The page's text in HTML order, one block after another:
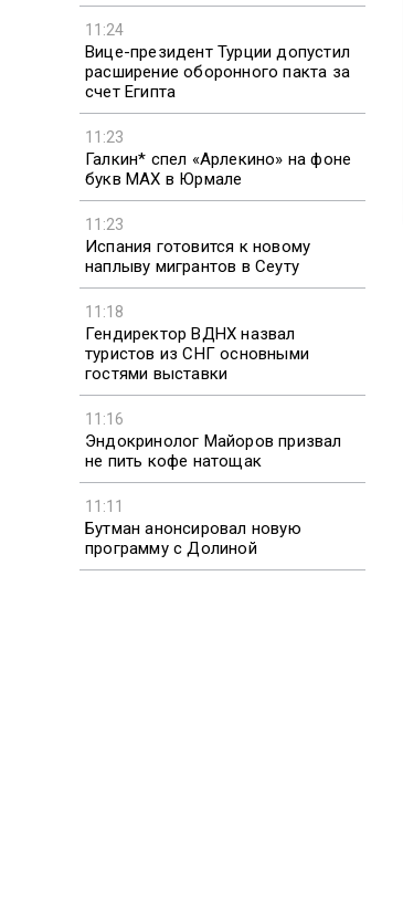
11:24
Вице-президент Турции допустил
расширение оборонного пакта за
счет Египта
11:23
Галкин* спел «Арлекино» на фоне
букв MAX в Юрмале
11:23
Испания готовится к новому
наплыву мигрантов в Сеуту
11:18
Гендиректор ВДНХ назвал
туристов из СНГ основными
гостями выставки
11:16
Эндокринолог Майоров призвал
не пить кофе натощак
11:11
Бутман анонсировал новую
программу с Долиной